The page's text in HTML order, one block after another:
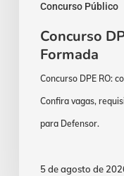
Concurso Público
Concurso
Formada
Concurso DPE RO:
Confira vagas,
para Defensor.
5 de agosto de